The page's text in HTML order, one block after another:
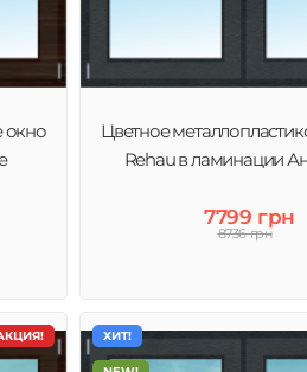
окно
Цветное
Rehau в ламинации
7799 грн
8736 грн
ХИТ!